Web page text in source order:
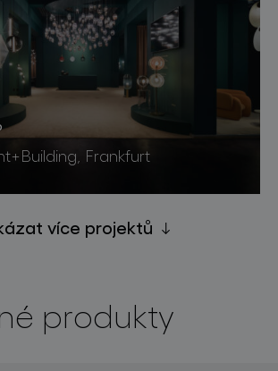
Frankfurt
více projektů
produkty